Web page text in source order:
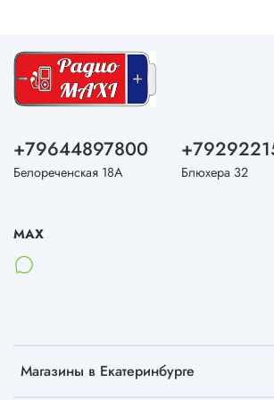
Магазины в Екатеринбурге
+79644897800
Белореченская 18А Блюхера 32
MAX